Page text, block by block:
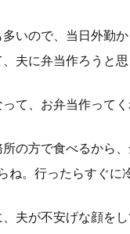
いので、当日外勤か
夫に弁当作ろうと
て、お弁当作って
の方で食べるから、
。行ったらすぐに
夫が不安げな顔をし